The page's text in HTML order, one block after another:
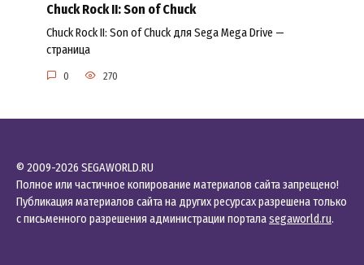
Chuck Rock II: Son of Chuck
Chuck Rock II: Son of Chuck для Sega Mega Drive —
страница
0 270
© 2009-2026 SEGAWORLD.RU
Полное или частичное копирование материалов сайта запрещено!
Публикация материалов сайта на других ресурсах разрешена только
с письменного разрешения администрации порталаsegaworld.ru.